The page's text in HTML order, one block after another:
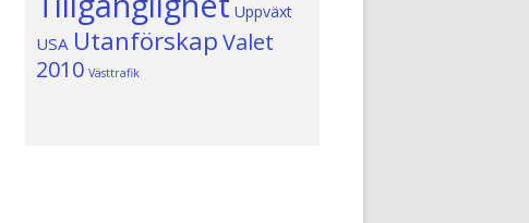
Uppväxt
USA UtanförskapValet
2010 Västtrafik